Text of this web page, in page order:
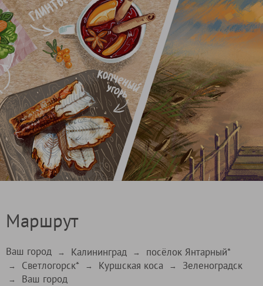
Маршрут
Ваш город → Калининград → посёлок Янтарный*
→ Светлогорск* → Куршская коса → Зеленоградск
→ Ваш город